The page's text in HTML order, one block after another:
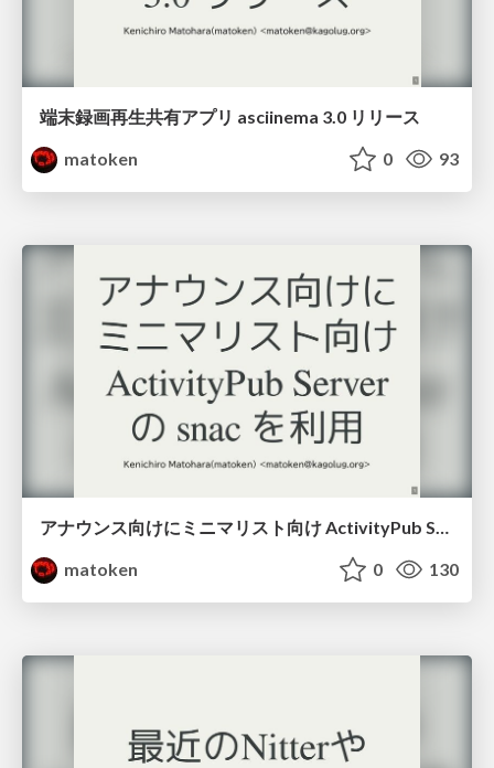
端末録画再生共有アプリ asciinema 3.0 リリース
matoken
0 93
アナウンス向けにミニマリスト向け ActivityPub Server の snac を利用
matoken
0 130